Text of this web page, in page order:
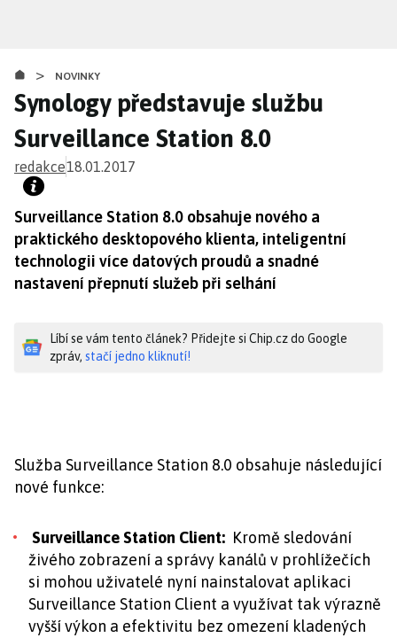
obsahu
> NOVINKY
Synology představuje službu
Surveillance Station 8.0
redakce18.01.2017
Surveillance Station 8.0 obsahuje nového a
praktického desktopového klienta, inteligentní
technologii více datových proudů a snadné
nastavení přepnutí služeb při selhání
Líbí se vám tento článek? Přidejte si Chip.cz do Google
zpráv, stačí jedno kliknutí!
Služba Surveillance Station 8.0 obsahuje následující
nové funkce:
Surveillance Station Client: Kromě sledování
živého zobrazení a správy kanálů v prohlížečích
si mohou uživatelé nyní nainstalovat aplikaci
Surveillance Station Client a využívat tak výrazně
vyšší výkon a efektivitu bez omezení kladených